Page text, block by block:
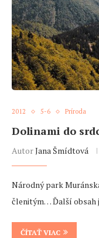
2012 5-6 Príroda
Dolinami do
AutorJana Šmídtová
Národný park
členitým… Ďalší
ČÍTAŤ VIAC